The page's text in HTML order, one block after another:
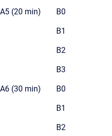
A5 (20 min) B0
B1
B2
B3
A6 (30 min) B0
B1
B2